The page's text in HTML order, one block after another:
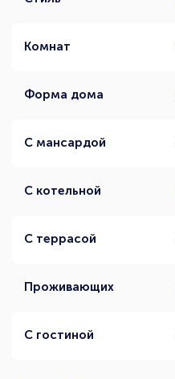
Комнат
Форма дома
С мансардой
С котельной
С террасой
Проживающих
С гостиной